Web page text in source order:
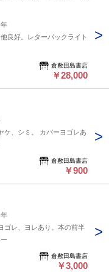
良好。レターパックライト
倉敷田島書店
￥28,000
ケ、シミ。 カバーヨゴレあ
倉敷田島書店
￥900
ゴレ、ヨレあり。本の前半
倉敷田島書店
￥3,000